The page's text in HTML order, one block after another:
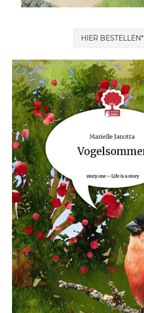
HIER BESTELLEN*